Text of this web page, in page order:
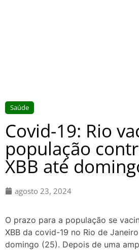
Saúde
Covid-19: Rio
população
XBB até
agosto 23, 2024
O prazo para a população se
XBB da covid-19 no Rio de
domingo (25). Depois de uma